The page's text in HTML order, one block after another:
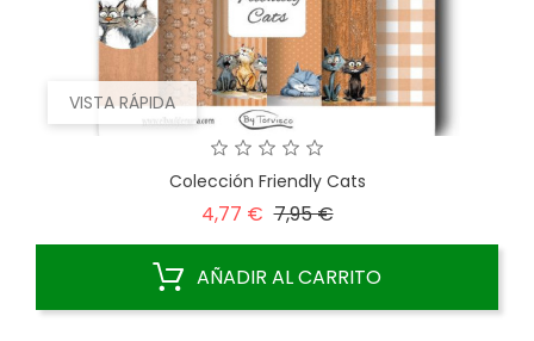
VISTA RÁPIDA
Colección Friendly Cats
4,77 € Precio
7,95 €Precio
AÑADIR AL CARRITO